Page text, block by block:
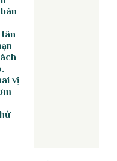
vị